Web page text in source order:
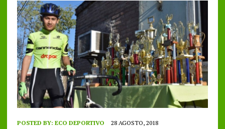
POSTED BY: ECO DEPORTIVO 28 AGOSTO, 2018